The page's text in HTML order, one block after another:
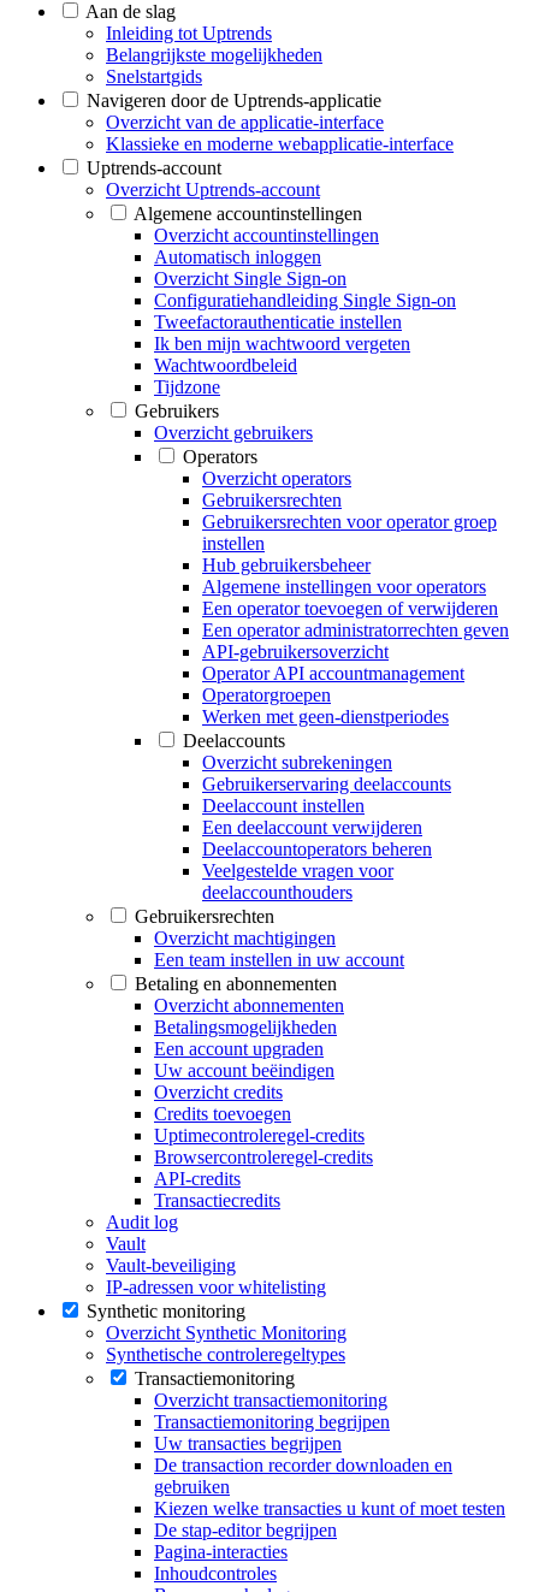
Aan de slag
Inleiding tot Uptrends
Belangrijkste mogelijkheden
Snelstartgids
Navigeren door de Uptrends-applicatie
Overzicht van de applicatie-interface
Klassieke en moderne webapplicatie-interface
Uptrends-account
Overzicht Uptrends-account
Algemene accountinstellingen
Overzicht accountinstellingen
Automatisch inloggen
Overzicht Single Sign-on
Configuratiehandleiding Single Sign-on
Tweefactorauthenticatie instellen
Ik ben mijn wachtwoord vergeten
Wachtwoordbeleid
Tijdzone
Gebruikers
Overzicht gebruikers
Operators
Overzicht operators
Gebruikersrechten
Gebruikersrechten voor operator groep
instellen
Hub gebruikersbeheer
Algemene instellingen voor operators
Een operator toevoegen of verwijderen
Een operator administratorrechten geven
API-gebruikersoverzicht
Operator API accountmanagement
Operatorgroepen
Werken met geen-dienstperiodes
Deelaccounts
Overzicht subrekeningen
Gebruikerservaring deelaccounts
Deelaccount instellen
Een deelaccount verwijderen
Deelaccountoperators beheren
Veelgestelde vragen voor
deelaccounthouders
Gebruikersrechten
Overzicht machtigingen
Een team instellen in uw account
Betaling en abonnementen
Overzicht abonnementen
Betalingsmogelijkheden
Een account upgraden
Uw account beëindigen
Overzicht credits
Credits toevoegen
Uptimecontroleregel-credits
Browsercontroleregel-credits
API-credits
Transactiecredits
Audit log
Vault
Vault-beveiliging
IP-adressen voor whitelisting
Synthetic monitoring
Overzicht Synthetic Monitoring
Synthetische controleregeltypes
Transactiemonitoring
Overzicht transactiemonitoring
Transactiemonitoring begrijpen
Uw transacties begrijpen
De transaction recorder downloaden en
gebruiken
Kiezen welke transacties u kunt of moet testen
De stap-editor begrijpen
Pagina-interacties
Inhoudcontroles